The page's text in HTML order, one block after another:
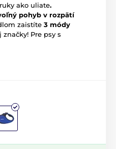
ako uliate.
pohyb v rozpätí
zaistíte 3 módy
Pre psy s